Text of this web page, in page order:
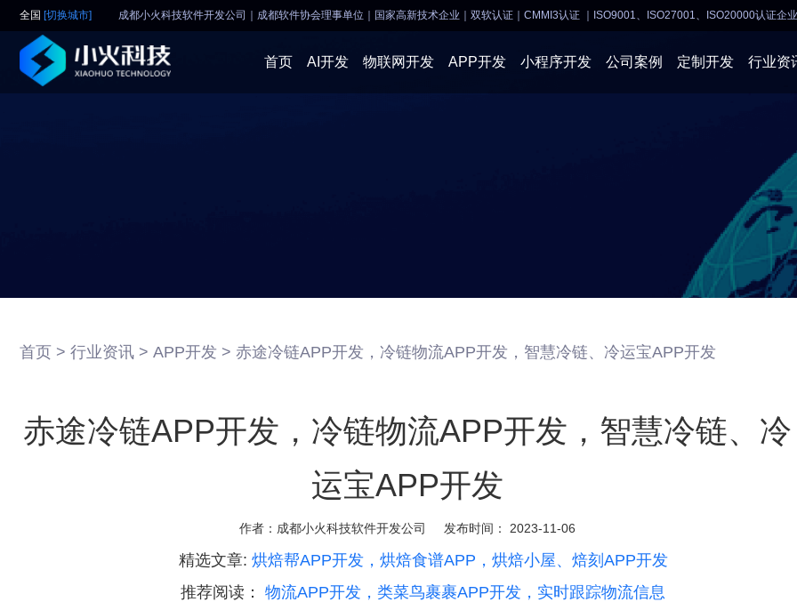
全国 [切换城市] 成都小火科技软件开发公司｜成都软件协会理事单位 国家高新技术企业｜双软认证｜CMMI3认证 ｜ISO9001、ISO27001、ISO20000认证企业
首页 AI开发 物联网开发 APP开发 小程序开发 公司案例 定制开发 行业资
小程序
系统开发
物联网
网站建设
企业经营
商业行情
首页 > 行业资讯 > APP开发 > 赤途冷链APP开发，冷链物流APP开发，智慧冷链、冷运宝APP开发
赤途冷链APP开发，冷链物流APP开发，智慧冷链、冷
运宝APP开发
作者： 成都小火科技软件开发公司 发布时间： 2023-11-06
精选文章: 烘焙帮APP开发，烘焙食谱APP，烘焙小屋、焙刻APP开发
推荐阅读： 物流APP开发，类菜鸟裹裹APP开发，实时跟踪物流信息